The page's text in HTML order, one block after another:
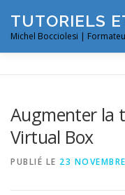
contenu
TUTORIELS
Michel Bocciolesi |
MYSQL | MARIADB
Augmenter la
Virtual Box
PUBLIÉ LE 23